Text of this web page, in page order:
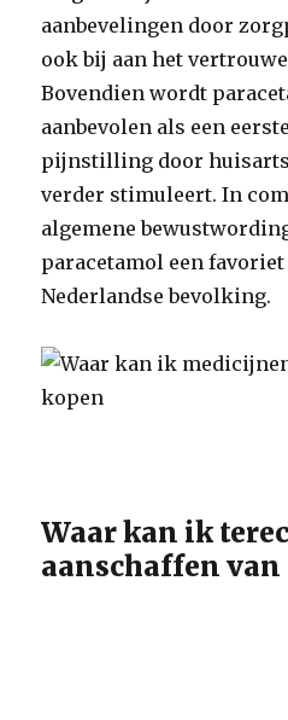
aanbevelingen door
ook bij aan het
Bovendien wordt
aanbevolen als een
pijnstilling door
verder stimuleert. In
algemene
paracetamol een favoriet
Nederlandse bevolking.
Waar kan ik
aanschaffen